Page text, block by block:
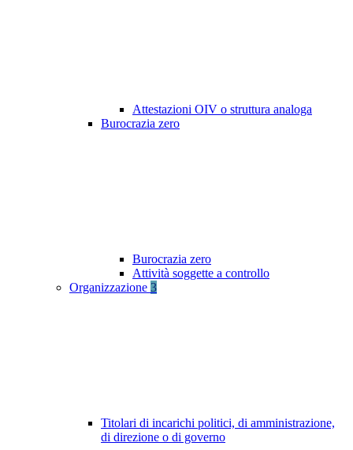
Attestazioni OIV o struttura analoga
Burocrazia zero
Burocrazia zero
Attività soggette a controllo
Organizzazione 3
Titolari di incarichi politici, di amministrazione,
di direzione o di governo